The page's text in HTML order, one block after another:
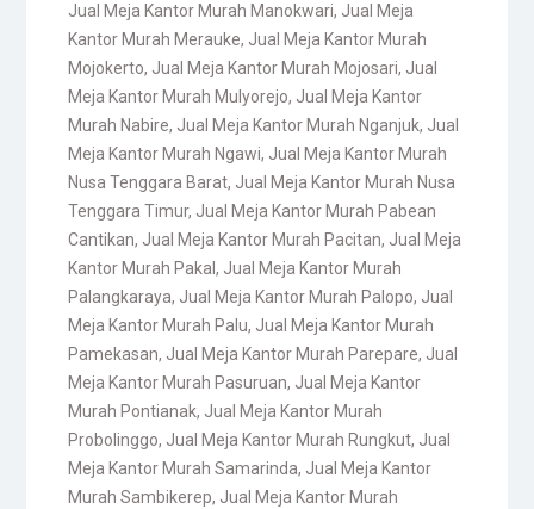
Jual Meja Kantor Murah Manokwari, Jual Meja
Kantor Murah Merauke, Jual Meja Kantor Murah
Mojokerto, Jual Meja Kantor Murah Mojosari, Jual
Meja Kantor Murah Mulyorejo, Jual Meja Kantor
Murah Nabire, Jual Meja Kantor Murah Nganjuk, Jual
Meja Kantor Murah Ngawi, Jual Meja Kantor Murah
Nusa Tenggara Barat, Jual Meja Kantor Murah Nusa
Tenggara Timur, Jual Meja Kantor Murah Pabean
Cantikan, Jual Meja Kantor Murah Pacitan, Jual Meja
Kantor Murah Pakal , Jual Meja Kantor Murah
Palangkaraya, Jual Meja Kantor Murah Palopo, Jual
Meja Kantor Murah Palu, Jual Meja Kantor Murah
Pamekasan, Jual Meja Kantor Murah Parepare, Jual
Meja Kantor Murah Pasuruan, Jual Meja Kantor
Murah Pontianak, Jual Meja Kantor Murah
Probolinggo, Jual Meja Kantor Murah Rungkut, Jual
Meja Kantor Murah Samarinda, Jual Meja Kantor
Murah Sambikerep, Jual Meja Kantor Murah